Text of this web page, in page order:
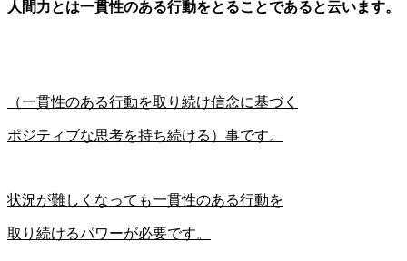
人間力とは一貫性のある行動をとることであると云います。
（一貫性のある行動を取り続け信念に基づく
ポジティブな思考を持ち続ける）事です。
状況が難しくなっても一貫性のある行動を
取り続けるパワーが必要です。